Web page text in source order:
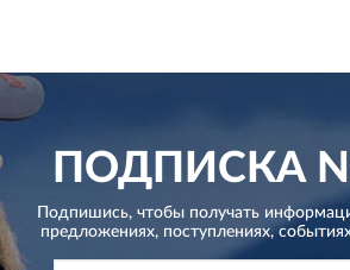
ПОДПИСКА
Подпишись, чтобы получать
предложениях, поступлениях,